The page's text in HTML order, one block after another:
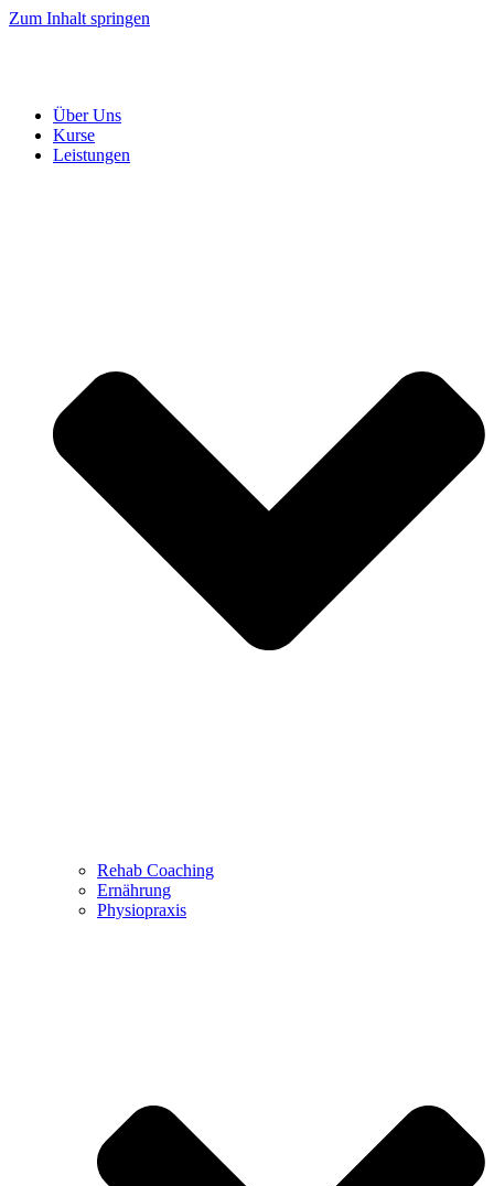
Zum Inhalt springen
Über Uns
Kurse
Leistungen
Rehab Coaching
Ernährung
Physiopraxis